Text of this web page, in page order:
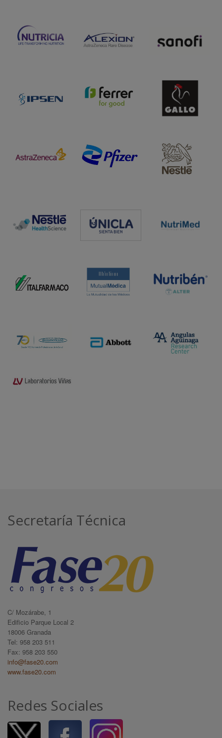
Secretaría Técnica
C/ Mozárabe, 1
Edificio Parque Local 2
18006 Granada
Tel: 958 203 511
Fax: 958 203 550
info@fase20.com
www.fase20.com
Redes Sociales